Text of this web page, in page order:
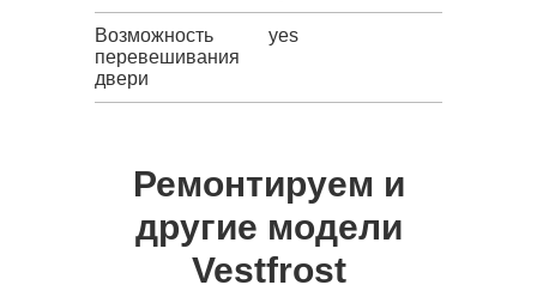
Возможность
перевешивания
двери
yes
Ремонтируем и
другие модели
Vestfrost